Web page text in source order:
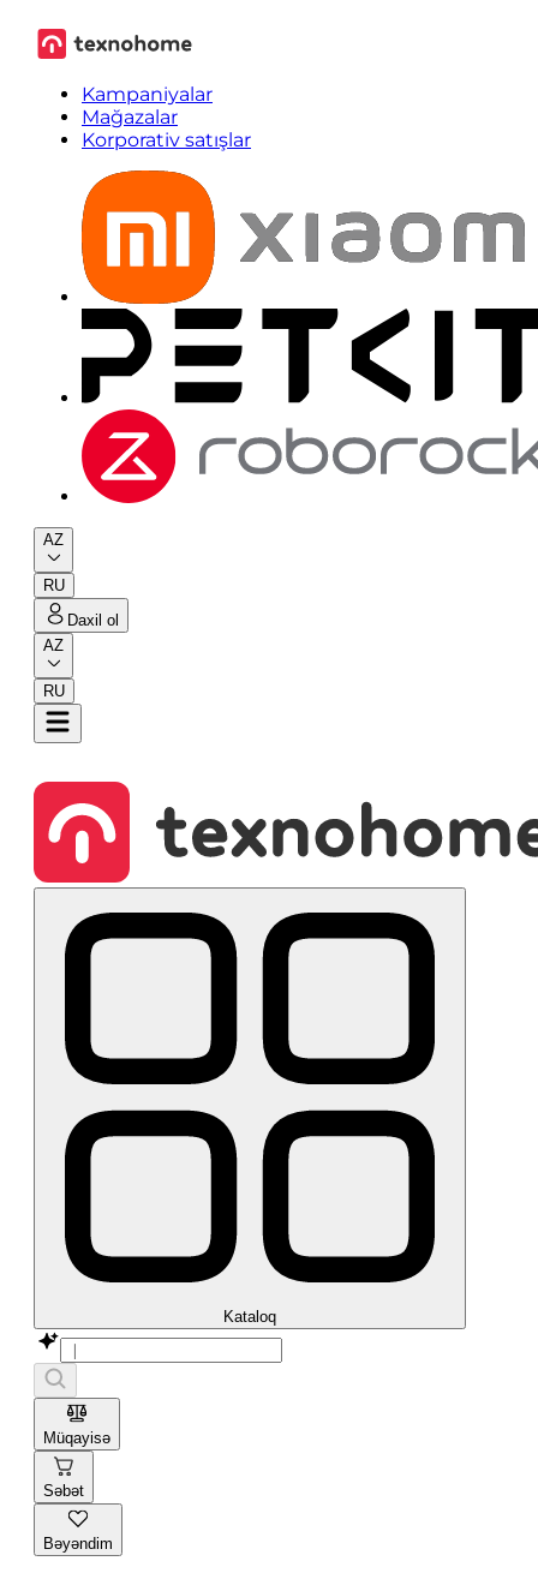
Kampaniyalar
Mağazalar
Korporativ satışlar
AZ
RU
Daxil ol
AZ
RU
Kataloq
Müqayisə
Səbət
Bəyəndim